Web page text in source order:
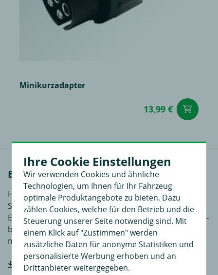
Minikurzadapter
13,99 €
Einbauanleitungen
Hier finden Sie Einbauanleitungen in verschiedenen
Sprachen, je nach Artikel noch ergänzende
Einbauhilfen und zusätzliches Bildmaterial das den Ein-
bzw. Anbau des Produktes für Sie noch einfacher
macht.
Hersteller-Einbauanleitung downloaden
Ihre Cookie Einstellungen
Wir verwenden Cookies und ähnliche
Technologien, um Ihnen für Ihr Fahrzeug
optimale Produktangebote zu bieten. Dazu
zählen Cookies, welche für den Betrieb und die
Steuerung unserer Seite notwendig sind. Mit
einem Klick auf "Zustimmen" werden
zusätzliche Daten für anonyme Statistiken und
personalisierte Werbung erhoben und an
Drittanbieter weitergegeben.